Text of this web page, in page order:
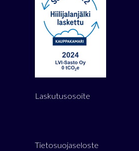
Laskutusosoite
Tietosuojaseloste